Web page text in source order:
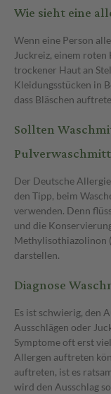
Wie sieht eine
Wenn eine Person
Juckreiz, einem roten
trockener Haut an
Kleidungsstücken in
dass Bläschen
Sollten
Der Deutsche
den Tipp, beim
verwenden. Denn
und die
Methylisothiazolinon
darstellen.
Diagnose
Es ist schwierig, den
Ausschlägen oder
Symptome oft erst
Allergen auftreten
auftreten, ist es
wird den Ausschlag